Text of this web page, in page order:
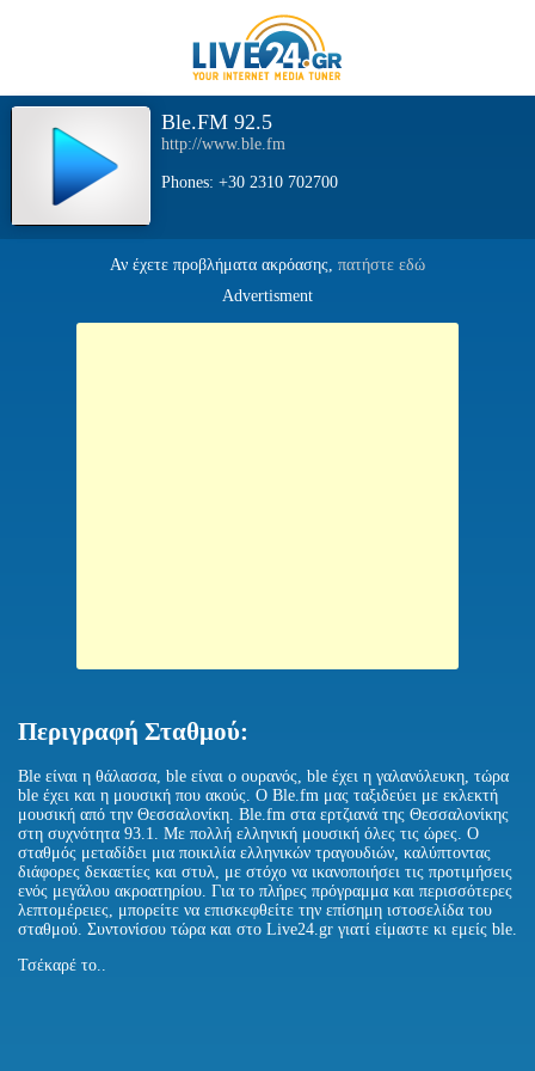
Ble.FM 92.5
http://www.ble.fm
Phones: +30 2310 702700
Αν έχετε προβλήματα ακρόασης, πατήστε εδώ
Advertisment
Περιγραφή Σταθμού:
Ble είναι η θάλασσα, ble είναι ο ουρανός, ble έχει η γαλανόλευκη, τώρα
ble έχει και η μουσική που ακούς. Ο Ble.fm μας ταξιδεύει με εκλεκτή
μουσική από την Θεσσαλονίκη. Ble.fm στα ερτζιανά της Θεσσαλονίκης
στη συχνότητα 93.1. Με πολλή ελληνική μουσική όλες τις ώρες. Ο
σταθμός μεταδίδει μια ποικιλία ελληνικών τραγουδιών, καλύπτοντας
διάφορες δεκαετίες και στυλ, με στόχο να ικανοποιήσει τις προτιμήσεις
ενός μεγάλου ακροατηρίου. Για το πλήρες πρόγραμμα και περισσότερες
λεπτομέρειες, μπορείτε να επισκεφθείτε την επίσημη ιστοσελίδα του
σταθμού. Συντονίσου τώρα και στο Live24.gr γιατί είμαστε κι εμείς ble.
Τσέκαρέ το..